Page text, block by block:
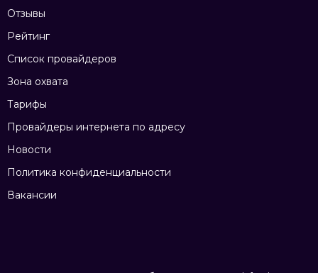
Отзывы
Рейтинг
Список провайдеров
Зона охвата
Тарифы
Провайдеры интернета по адресу
Новости
Политика конфиденциальности
Вакансии